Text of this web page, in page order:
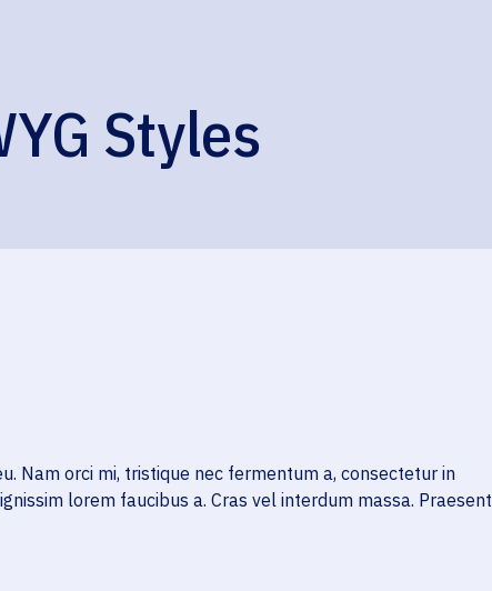
Styles
Nam orci mi, tristique nec fermentum a, consectetur in
lorem faucibus a. Cras vel interdum massa. Praesent